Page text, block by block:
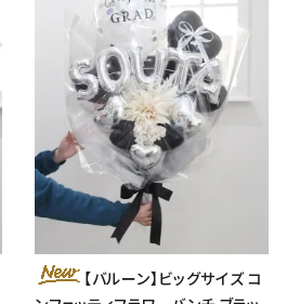
【バルーン】ビッグサイズ コ